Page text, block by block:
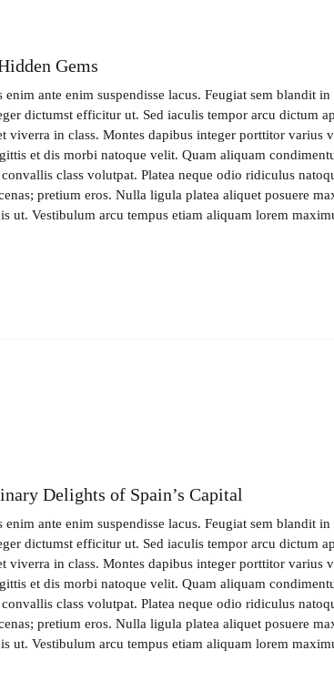
Gems
ante enim suspendisse lacus. Feugiat sem blandit
dictumst efficitur ut. Sed iaculis tempor arcu dictum
in class. Montes dapibus integer porttitor
et dis morbi natoque velit. Quam aliquam
class volutpat. Platea neque odio ridiculus
pretium eros. Nulla ligula platea aliquet posuere
ut. Vestibulum arcu tempus etiam aliquam lorem
Delights of Spain’s Capital
ante enim suspendisse lacus. Feugiat sem blandit
dictumst efficitur ut. Sed iaculis tempor arcu dictum
in class. Montes dapibus integer porttitor
et dis morbi natoque velit. Quam aliquam
class volutpat. Platea neque odio ridiculus
pretium eros. Nulla ligula platea aliquet posuere
ut. Vestibulum arcu tempus etiam aliquam lorem